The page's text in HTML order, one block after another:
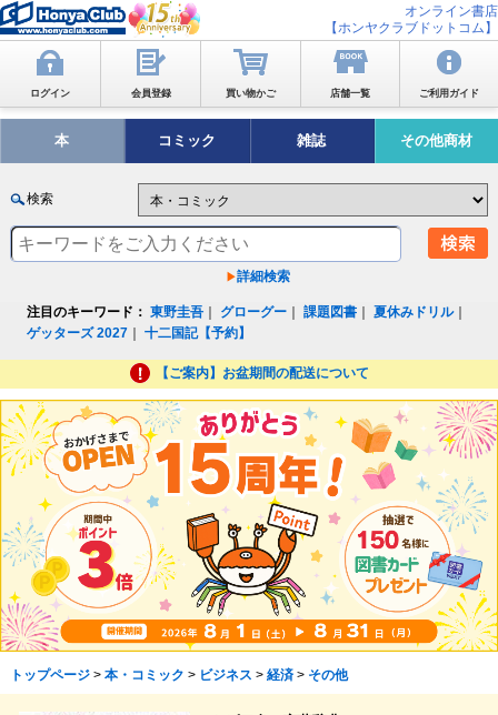
オンライン書店
【ホンヤクラブドットコム】
ログイン 会員登録 買い物かご 店舗一覧 ご利用ガイド
本 コミック 雑誌 その他商材
検索
詳細検索
注目のキーワード： 東野圭吾 グローグー ｜課題図書 ｜夏休みドリル｜
ゲッターズ 2027 ｜十二国記【予約】
【ご案内】お盆期間の配送について
トップページ> 本・コミック > ビジネス > 経済> その他